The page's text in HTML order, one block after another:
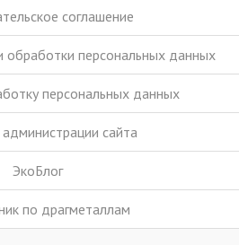
соглашение
обработки персональных данных
персональных данных
сайта
ЭкоБлог
по драгметаллам